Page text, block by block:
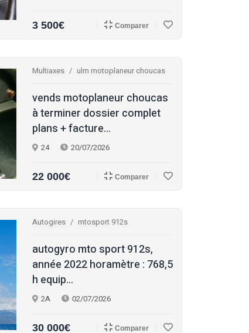
3 500€ Comparer
Multiaxes ulm motoplaneur choucas
vends motoplaneur choucas
à terminer dossier complet
plans + facture...
24 20/07/2026
22 000€ Comparer
Autogires mtosport 912s
autogyro mto sport 912s,
année 2022 horamètre : 768,5
h equip...
2A 02/07/2026
30 000€ Comparer